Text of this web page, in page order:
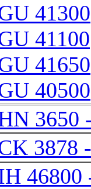
41300
41100
41650
40500
3650
3878
46800